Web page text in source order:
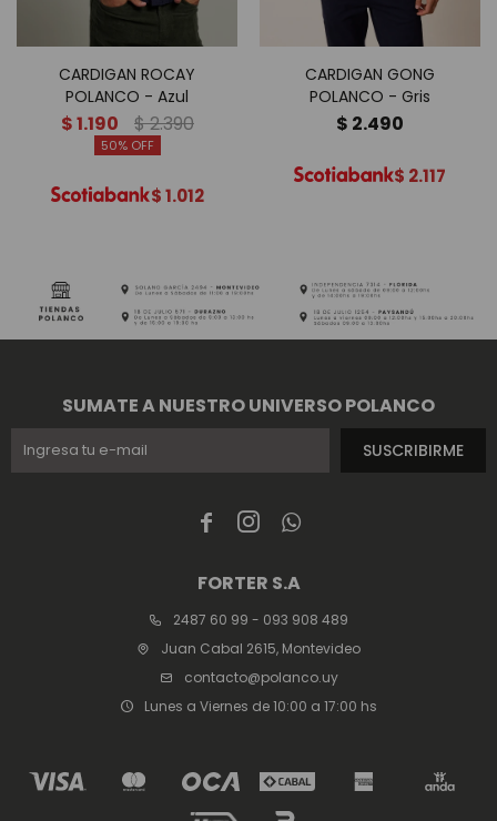
CARDIGAN ROCAY
POLANCO - Azul
$1.190 $2.390
50
$1.012
CARDIGAN GONG
POLANCO - Gris
$ 2.490
$ 2.117
  
FORTER S.A
2487 60 99 - 093 908 489
Juan Cabal 2615, Montevideo
contacto@polanco.uy
Lunes a Viernes de 10:00 a 17:00 hs
SUMATE A NUESTRO UNIVERSO POLANCO
SUSCRIBIRME